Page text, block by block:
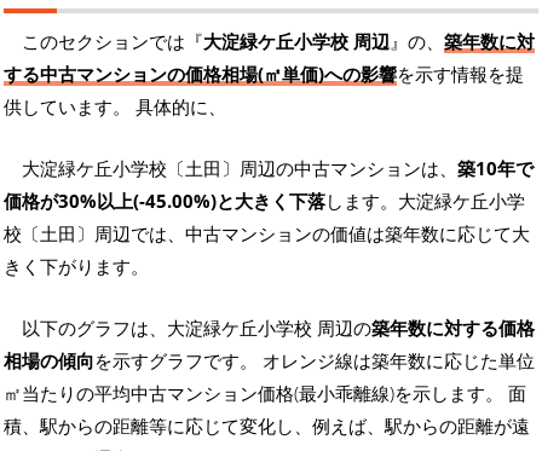
このセクションでは『大淀緑ケ丘小学校 周辺』の、 築年数に対
する中古マンションの価格相場(㎡単価)への影響を示す情報を提
供しています。 具体的に、
大淀緑ケ丘小学校〔土田〕周辺の中古マンションは、 築10年で
価格が30%以上(-45.00%)と大きく下落します。大淀緑ケ丘小学
校〔土田〕周辺では、中古マンションの価値は築年数に応じて大
きく下がります。
以下のグラフは、大淀緑ケ丘小学校 周辺の築年数に対する価格
相場の傾向を示すグラフです。 オレンジ線は築年数に応じた単位
㎡当たりの平均中古マンション価格(最小乖離線)を示します。 面
積、駅からの距離等に応じて変化し、例えば、駅からの距離が遠